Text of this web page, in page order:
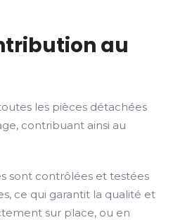
au
les pièces détachées
contribuant ainsi au
sont contrôlées et testées
ce qui garantit la qualité et
sur place, ou en